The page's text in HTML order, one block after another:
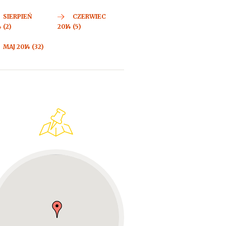
SIERPIEŃ
(2)
CZERWIEC
2014 (5)
MAJ 2014 (32)